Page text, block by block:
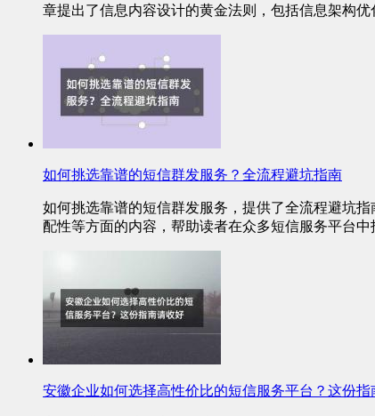
章提出了信息内容设计的黄金法则，包括信息架构
如何挑选靠谱的短信群发服务？全流程避坑指南
如何挑选靠谱的短信群发服务，提供了全流程避坑
配性等方面的内容，帮助读者在众多短信服务平台中
安徽企业如何选择高性价比的短信服务平台？这份指